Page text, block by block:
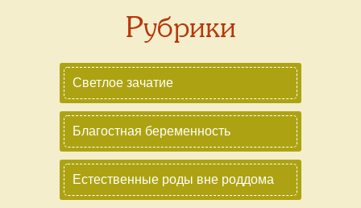
Рубрики
Светлое зачатие
Благостная беременность
Естественные роды вне роддома